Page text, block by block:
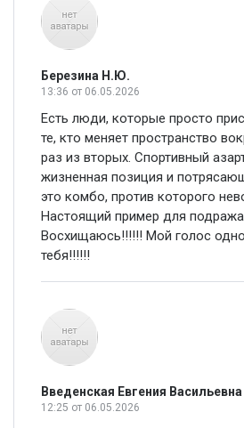
Березина Н.Ю.
13:36 от 06.05.2026
Есть люди, которые просто
те, кто меняет пространство
раз из вторых. Спортивный
жизненная позиция и
это комбо, против которого
Настоящий пример для
Восхищаюсь!!!!!! Мой голос
тебя!!!!!!
Введенская Евгения Васильевна
12:25 от 06.05.2026